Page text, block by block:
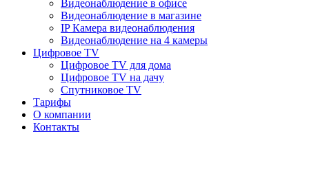
Видеонаблюдение в офисе
Видеонаблюдение в магазине
IP Камера видеонаблюдения
Видеонаблюдение на 4 камеры
Цифровое TV
Цифровое TV для дома
Цифровое TV на дачу
Спутниковое TV
Тарифы
О компании
Контакты